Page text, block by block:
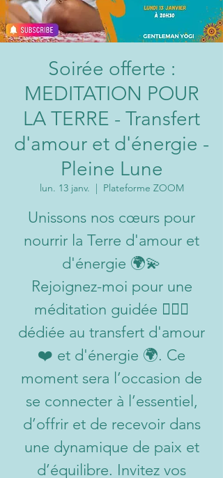
Soirée offerte :
MEDITATION POUR
LA TERRE - Transfert
d'amour et d'énergie -
Pleine Lune
lun. 13 janv.
  |
Plateforme ZOOM
Unissons nos cœurs pour
nourrir la Terre d'amour et
d'énergie 🌍💫
Rejoignez-moi pour une
méditation guidée 🧘‍♂️✨
dédiée au transfert d'amour
❤️ et d'énergie 🌍. Ce
moment sera l’occasion de
se connecter à l’essentiel,
d’offrir et de recevoir dans
une dynamique de paix et
d’équilibre. Invitez vos